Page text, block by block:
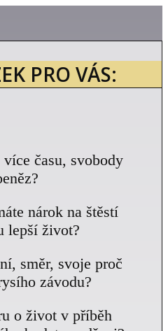
PRO VÁS:
více času, svobody
nárok na štěstí
lepší život?
směr, svoje proč
závodu?
o život v příběh